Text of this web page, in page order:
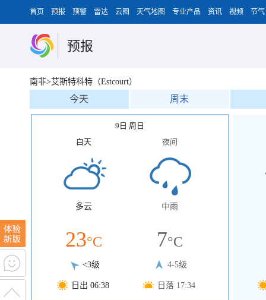
首页 预报 预警 雷达 云图 天气地图 专业产品 资讯 视频 节气
预报
南非>艾斯特科特（Estcourt）
今天 周末
9日 周日
白天
多云
23°C
<3级
日出 06:38
夜间
中雨
7°C
4-5级
日落 17:34